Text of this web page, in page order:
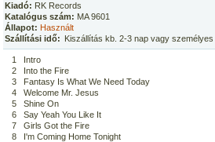
Kiadó: RK Records
Katalógus szám: MA 9601
Állapot: Használt
Szállítási idő: Kiszállítás kb. 2-3 nap vagy
1
Intro
2
Into the Fire
3
Fantasy Is What We Need Today
4
Welcome Mr. Jesus
5
Shine On
6
Say Yeah You Like It
7
Girls Got the Fire
8
I'm Coming Home Tonight